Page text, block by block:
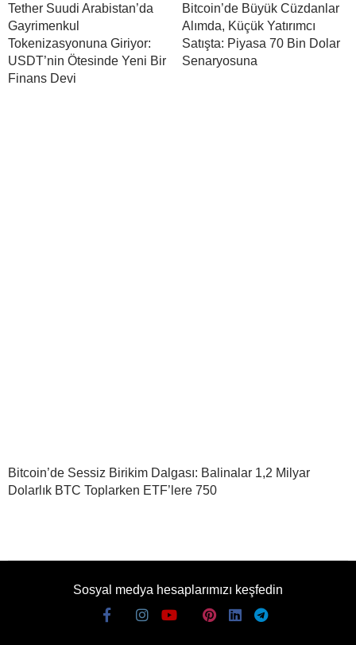
Tether Suudi Arabistan’da
Gayrimenkul
Tokenizasyonuna Giriyor:
USDT’nin Ötesinde Yeni Bir
Finans Devi
Bitcoin’de Büyük Cüzdanlar
Alımda, Küçük Yatırımcı
Satışta: Piyasa 70 Bin Dolar
Senaryosuna
Bitcoin’de Sessiz Birikim Dalgası: Balinalar 1,2 Milyar
Dolarlık BTC Toplarken ETF’lere 750
Sosyal medya hesaplarımızı keşfedin